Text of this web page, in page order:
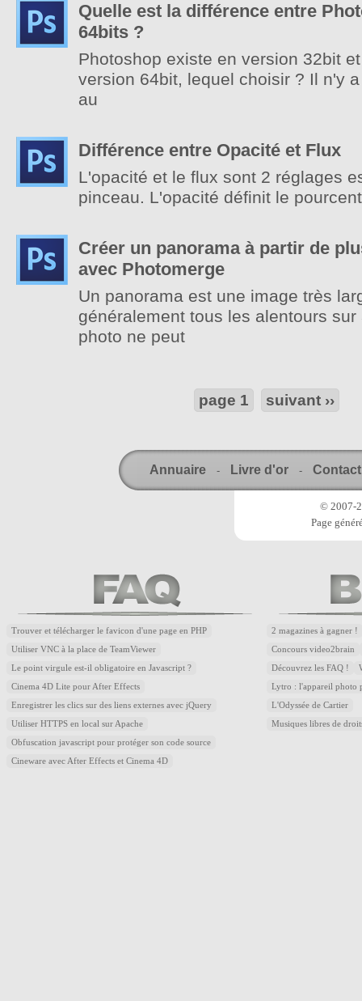
Quelle est la différence entre
64bits ?
Photoshop existe en version 32bit
version 64bit, lequel choisir ? Il n'y
au
Différence entre Opacité et Flux
L'opacité et le flux sont 2 réglages
pinceau. L'opacité définit le
Créer un panorama à partir de
avec Photomerge
Un panorama est une image très
généralement tous les alentours sur
photo ne peut
page 1 suivant ››
Annuaire - Livre d'or - Contact
© 2007-
Page
Trouver et télécharger le favicon d'une page en PHP
Utiliser VNC à la place de TeamViewer
Le point virgule est-il obligatoire en Javascript ?
Cinema 4D Lite pour After Effects
Enregistrer les clics sur des liens externes avec jQuery
Utiliser HTTPS en local sur Apache
Obfuscation javascript pour protéger son code source
Cineware avec After Effects et Cinema 4D
2 magazines à gagner !
Concours video2brain
Découvrez les FAQ !
Lytro : l'appareil photo
L'Odyssée de Cartier
Musiques libres de